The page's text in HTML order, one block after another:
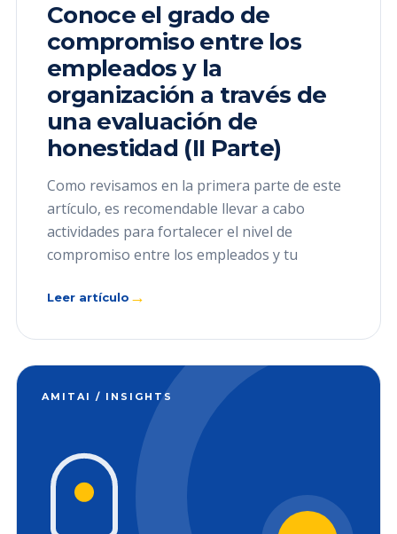
Conoce el grado de
compromiso entre los
empleados y la
organización a través de
una evaluación de
honestidad (II Parte)
Como revisamos en la primera parte de este
artículo, es recomendable llevar a cabo
actividades para fortalecer el nivel de
compromiso entre los empleados y tu
Leer artículo →
AMITAI / INSIGHTS